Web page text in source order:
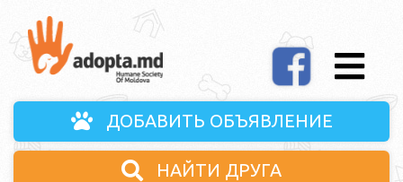
ДОБАВИТЬ ОБЪЯВЛЕНИЕ
НАЙТИ ДРУГА